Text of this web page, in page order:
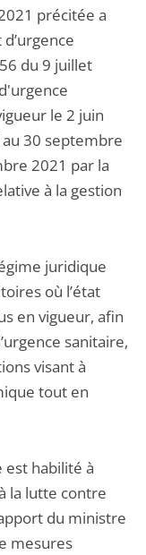
précitée a
du 9 juillet
le 2 juin
30 septembre
2021 par la
à la gestion
juridique
où l’état
en vigueur, afin
sanitaire,
visant à
tout en
est habilité à
la lutte contre
du ministre
mesures